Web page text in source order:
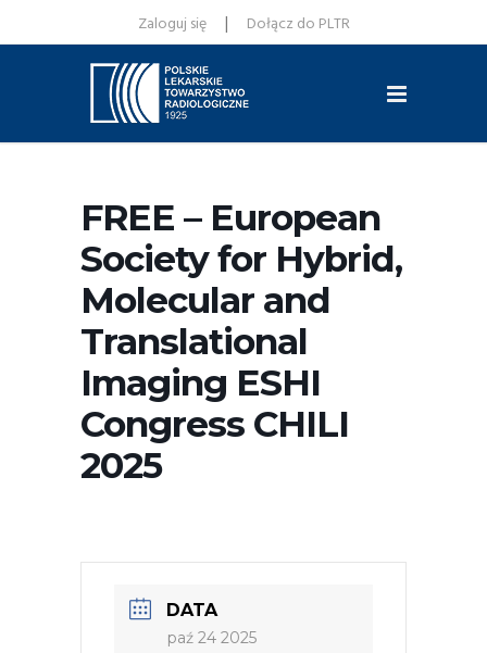
Zaloguj się | Dołącz do PLTR
FREE – European
Society for Hybrid,
Molecular and
Translational
Imaging ESHI
Congress CHILI
2025
DATA
paź 24 2025